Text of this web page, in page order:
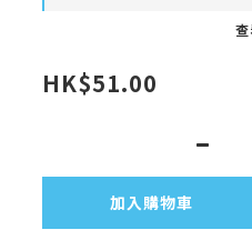
HK$51.00
加入購物車